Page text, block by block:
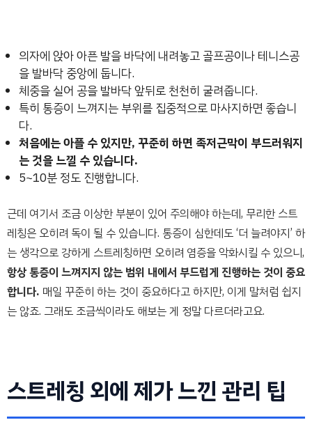
의자에 앉아 아픈 발을 바닥에 내려놓고 골프공이나 테니스공
을 발바닥 중앙에 둡니다.
체중을 실어 공을 발바닥 앞뒤로 천천히 굴려줍니다.
특히 통증이 느껴지는 부위를 집중적으로 마사지하면 좋습니
다.
처음에는 아플 수 있지만, 꾸준히 하면 족저근막이 부드러워지
는 것을 느낄 수 있습니다.
5~10분 정도 진행합니다.
근데 여기서 조금 이상한 부분이 있어 주의해야 하는데, 무리한 스트
레칭은 오히려 독이 될 수 있습니다. 통증이 심한데도 ‘더 늘려야지’ 하
는 생각으로 강하게 스트레칭하면 오히려 염증을 악화시킬 수 있으니,
항상 통증이 느껴지지 않는 범위 내에서 부드럽게 진행하는 것이 중요
합니다. 매일 꾸준히 하는 것이 중요하다고 하지만, 이게 말처럼 쉽지
는 않죠. 그래도 조금씩이라도 해보는 게 정말 다르더라고요.
스트레칭 외에 제가 느낀 관리 팁